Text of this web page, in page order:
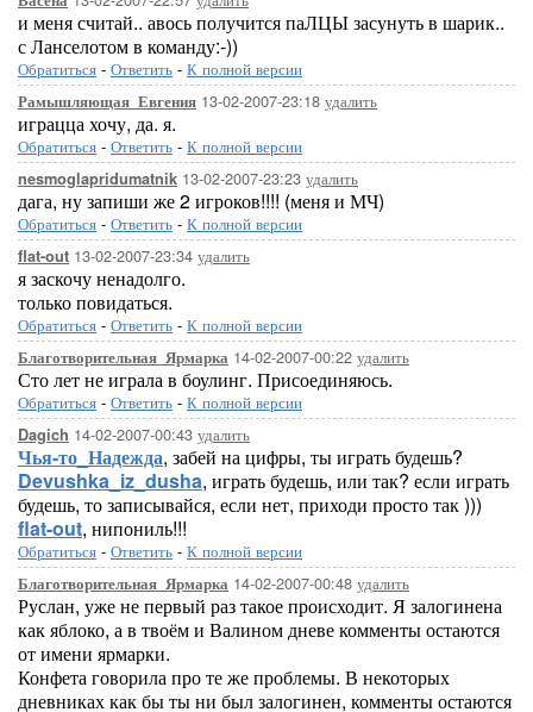
и меня считай.. авось получится паЛЦЫ засунуть в шарик..
с Ланселотом в команду:-))
Обратиться - Ответить - К полной версии
Рамышляющая_Евгения 13-02-2007-23:18 удалить
играцца хочу, да. я.
Обратиться - Ответить - К полной версии
nesmoglapridumatnik 13-02-2007-23:23 удалить
дага, ну запиши же 2 игроков!!!! (меня и МЧ)
Обратиться - Ответить - К полной версии
flat-out 13-02-2007-23:34 удалить
я заскочу ненадолго.
только повидаться.
Обратиться - Ответить - К полной версии
Благотворительная_Ярмарка 14-02-2007-00:22 удалить
Сто лет не играла в боулинг. Присоединяюсь.
Обратиться - Ответить - К полной версии
Dagich 14-02-2007-00:43 удалить
Чья-то_Надежда, забей на цифры, ты играть будешь?
Devushka_iz_dusha, играть будешь, или так? если играть
будешь, то записывайся, если нет, приходи просто так )))
flat-out, нипониль!!!
Обратиться - Ответить - К полной версии
Благотворительная_Ярмарка 14-02-2007-00:48 удалить
Руслан, уже не первый раз такое происходит. Я залогинена
как яблоко, а в твоём и Валином дневе комменты остаются
от имени ярмарки.
Конфета говорила про те же проблемы. В некоторых
дневниках как бы ты ни был залогинен, комменты остаются